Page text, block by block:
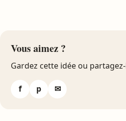
Vous aimez ?
Gardez cette idée ou
f p ✉